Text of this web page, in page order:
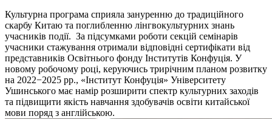
Культурна програма сприяла зануренню до традиційного
скарбу Китаю та поглибленню лінгвокультурних знань
учасників події. За підсумками роботи секцій семінарів
учасники стажування отримали відповідні сертифікати від
представників Освітнього фонду Інститутів Конфуція. У
новому робочому році, керуючись трирічним планом розвитку
на 2022−2025 рр., «Інститут Конфуція» Університету
Ушинського має намір розширити спектр культурних заходів
та підвищити якість навчання здобувачів освіти китайської
мови поряд з англійською.